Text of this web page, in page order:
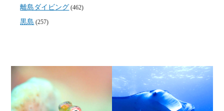
離島ダイビング (462)
黒島 (257)